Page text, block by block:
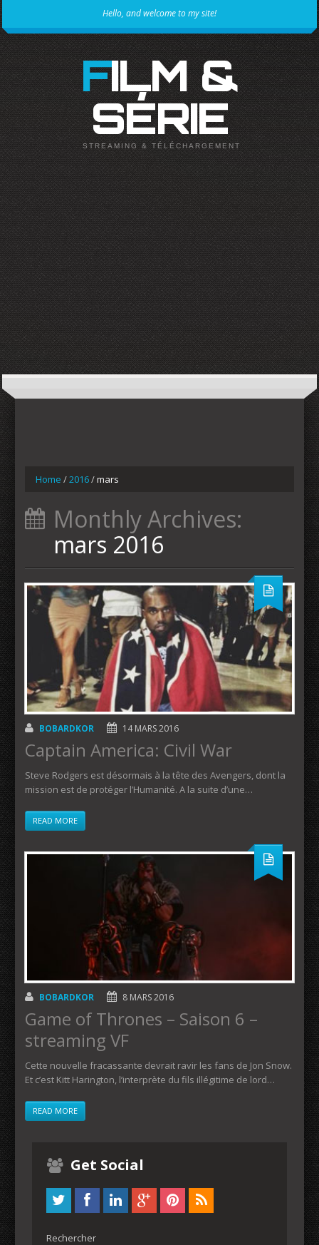
Hello, and welcome to my site!
FILM &
SÉRIE
STREAMING & TÉLÉCHARGEMENT
Home /2016/mars
Monthly Archives:
mars 2016
BOBARDKOR 14 MARS 2016
Captain America: Civil War
Steve Rodgers est désormais à la tête des Avengers, dont la
mission est de protéger l’Humanité. A la suite d’une…
READ MORE
BOBARDKOR 8 MARS 2016
Game of Thrones – Saison 6 –
streaming VF
Cette nouvelle fracassante devrait ravir les fans de Jon Snow.
Et c’est Kitt Harington, l’interprète du fils illégitime de lord…
READ MORE
Get Social
Rechercher